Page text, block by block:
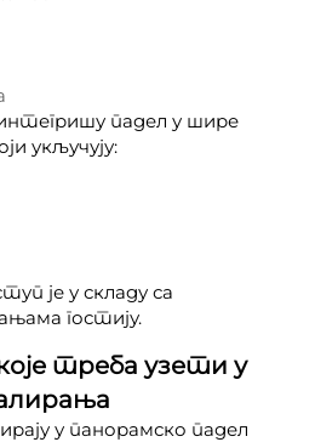
падел у шире
укључују:
је у складу са
гостију.
треба узети у
у панорамско падел